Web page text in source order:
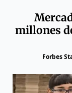
millones
Forbes